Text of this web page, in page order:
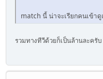
match นี้ น่าจะเรียกคนเข้า
รวมทางทีวีด้วยก็เป็นล้านละครับ